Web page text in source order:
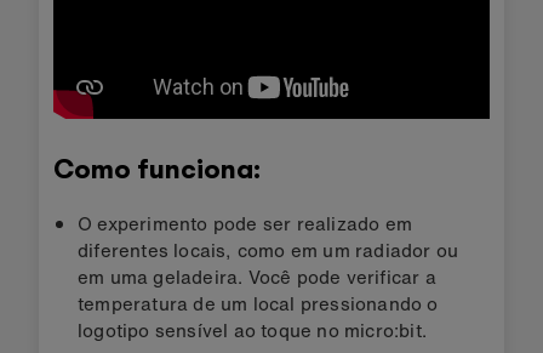
Como funciona:
O experimento pode ser realizado em
diferentes locais, como em um radiador ou
em uma geladeira. Você pode verificar a
temperatura de um local pressionando o
logotipo sensível ao toque no micro:bit.